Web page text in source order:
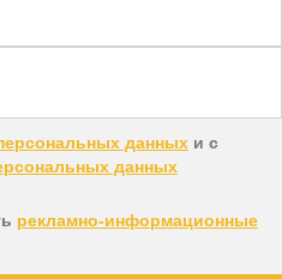
данных и c
данных
рекламно-информационные